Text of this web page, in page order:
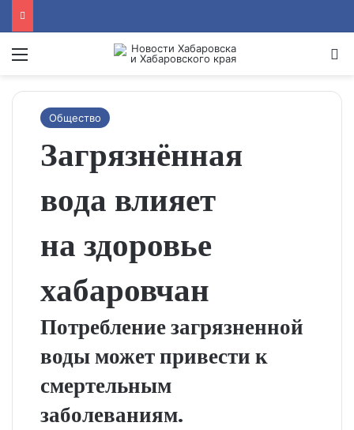
Menu
Общество
Загрязнённая
вода влияет
на здоровье
хабаровчан
Потребление загрязненной
воды может привести к
смертельным
заболеваниям.